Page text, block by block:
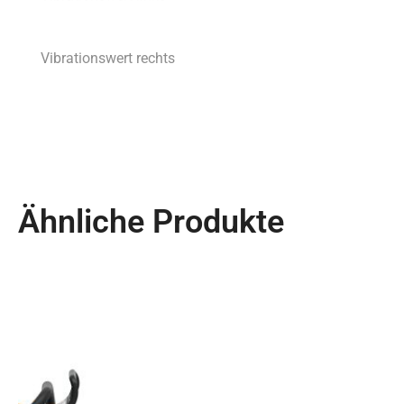
Vibrationswert rechts
Ähnliche Produkte